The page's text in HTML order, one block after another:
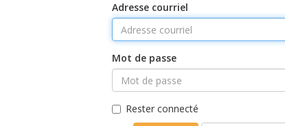
Adresse courriel
Mot de passe
Rester connecté